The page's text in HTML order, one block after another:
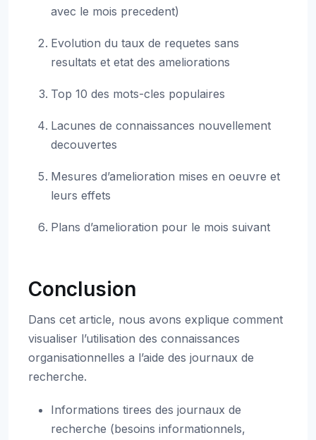
avec le mois precedent)
Evolution du taux de requetes sans
resultats et etat des ameliorations
Top 10 des mots-cles populaires
Lacunes de connaissances nouvellement
decouvertes
Mesures d’amelioration mises en oeuvre et
leurs effets
Plans d’amelioration pour le mois suivant
Conclusion
Dans cet article, nous avons explique comment
visualiser l’utilisation des connaissances
organisationnelles a l’aide des journaux de
recherche.
Informations tirees des journaux de
recherche (besoins informationnels,